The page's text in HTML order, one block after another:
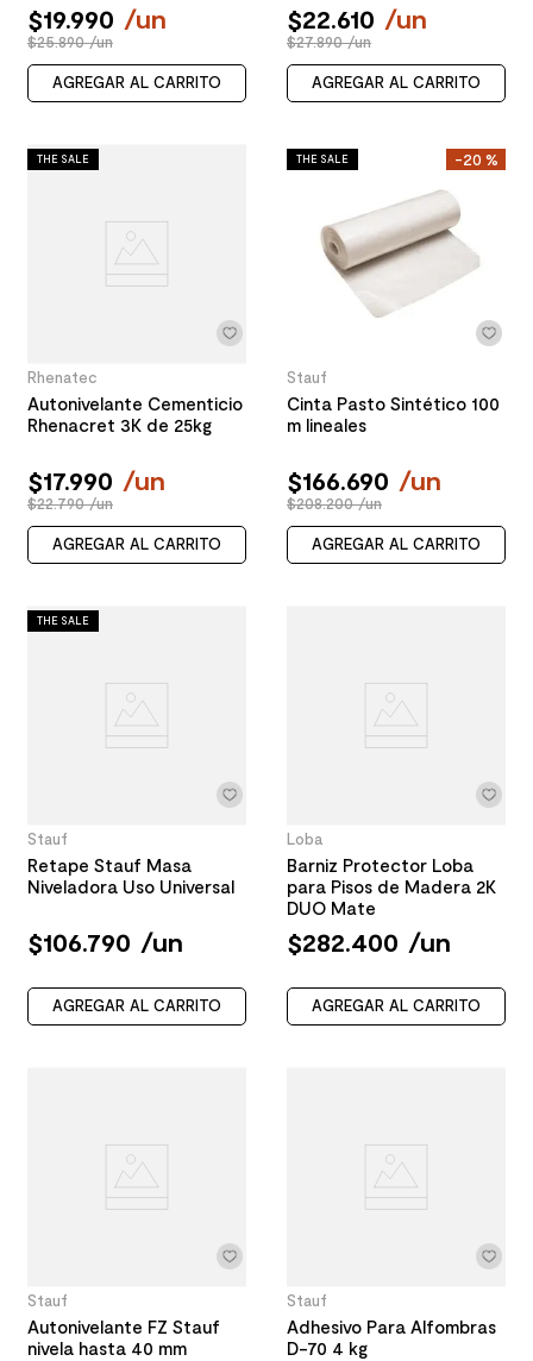
$19.990 /un
$25.890 /un
AGREGAR AL CARRITO
$22.610 /un
$27.890 /un
AGREGAR AL CARRITO
THE SALE
Rhenatec
Autonivelante Cementicio
Rhenacret 3K de 25kg
$17.990 /un
$22.790 /un
AGREGAR AL CARRITO
-20 %
THE SALE
Stauf
Cinta Pasto Sintético 100
m lineales
$166.690 /un
$208.200 /un
AGREGAR AL CARRITO
THE SALE
Stauf
Retape Stauf Masa
Niveladora Uso Universal
$106.790 /un
AGREGAR AL CARRITO
Loba
Barniz Protector Loba
para Pisos de Madera 2K
DUO Mate
$282.400 /un
AGREGAR AL CARRITO
Stauf
Autonivelante FZ Stauf
nivela hasta 40 mm
Stauf
Adhesivo Para Alfombras
D-70 4 kg